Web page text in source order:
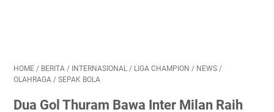
HOME / BERITA / INTERNASIONAL / LIGA CHAMPION / NEWS /
OLAHRAGA / SEPAK BOLA
Dua Gol Thuram Bawa Inter Milan Raih